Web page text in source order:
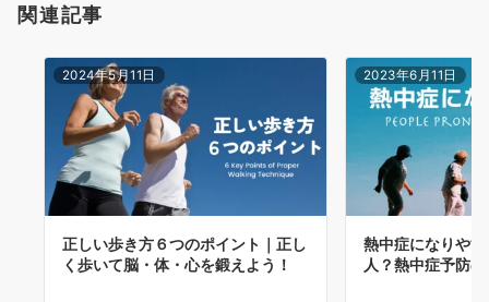
ョ
関連記事
2024年5月11日
正しい歩き方６つのポイント｜正し
く歩いて脳・体・心を鍛えよう！
2023年6月11日
熱中症になりや
人？熱中症予防